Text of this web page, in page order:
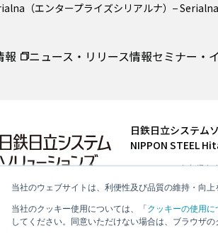
当社のウェブサイトは、利便性及び品質の維持・向上
当社のクッキー使用については、「クッキーの使用に
してください。同意いただけない場合は、ブラウザの
（エンタープライズシリアルナ）
Serialna
報 ニュース・リリース情報セミナー・
日鉄日立システム
NIPPON STEEL
〒104-6591 東京都中
Tel: 03-3544-7800